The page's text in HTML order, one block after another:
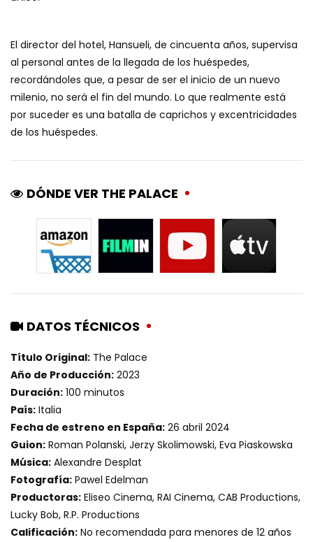
El director del hotel, Hansueli, de cincuenta años, supervisa
al personal antes de la llegada de los huéspedes,
recordándoles que, a pesar de ser el inicio de un nuevo
milenio, no será el fin del mundo. Lo que realmente está
por suceder es una batalla de caprichos y excentricidades
de los huéspedes.
DÓNDE VER THE PALACE
DATOS TÉCNICOS
Título Original: The Palace
Año de Producción: 2023
Duración: 100 minutos
País: Italia
Fecha de estreno en España: 26 abril 2024
Guion: Roman Polanski, Jerzy Skolimowski, Eva Piaskowska
Música: Alexandre Desplat
Fotografía: Pawel Edelman
Productoras: Eliseo Cinema, RAI Cinema, CAB Productions,
Lucky Bob, R.P. Productions
Calificación: No recomendada para menores de 12 años